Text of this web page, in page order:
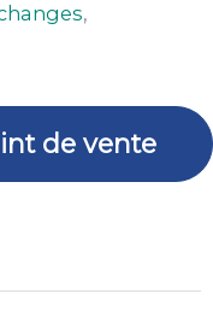
,
de vente